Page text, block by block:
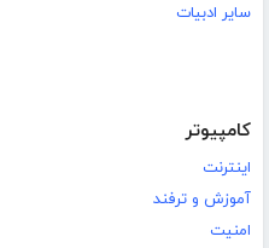
سایر ادبیات
کامپیوتر
اینترنت
آموزش و ترفند
امنیت